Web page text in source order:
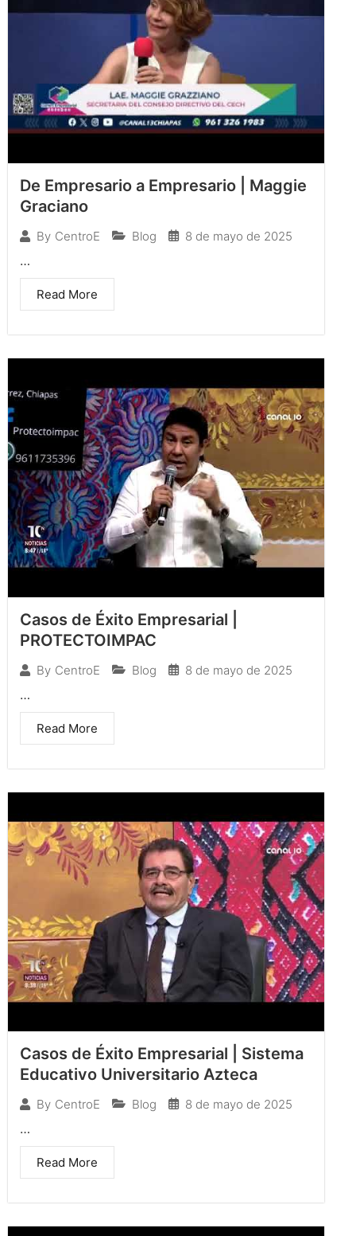
De Empresario a Empresario | Maggie
Graciano
By CentroE Blog 8 de mayo de 2025
…
Read More
Casos de Éxito Empresarial |
PROTECTOIMPAC
By CentroE Blog 8 de mayo de 2025
…
Read More
Casos de Éxito Empresarial | Sistema
Educativo Universitario Azteca
By CentroE Blog 8 de mayo de 2025
…
Read More